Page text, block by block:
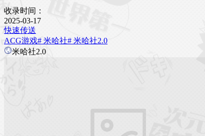
收录时间：
2025-03-17
快速传送
ACG游戏# 米哈社# 米哈社2.0
米哈社2.0